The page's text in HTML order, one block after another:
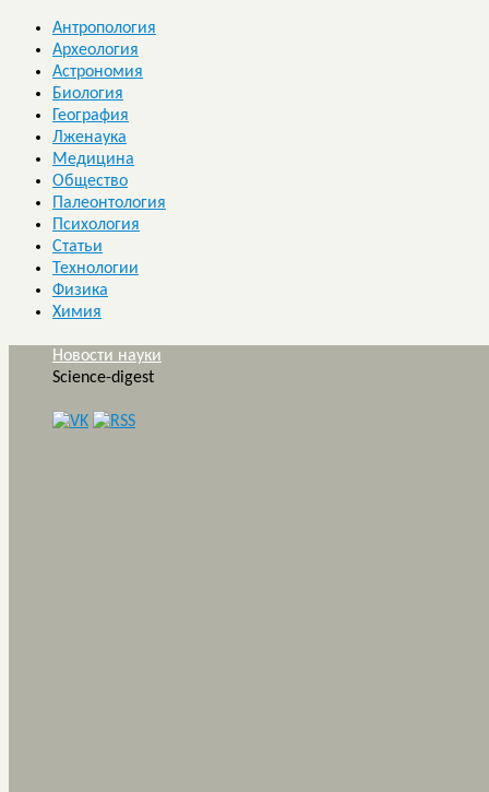
Антропология
Археология
Астрономия
Биология
География
Лженаука
Медицина
Общество
Палеонтология
Психология
Статьи
Технологии
Физика
Химия
Новости науки
Science-digest